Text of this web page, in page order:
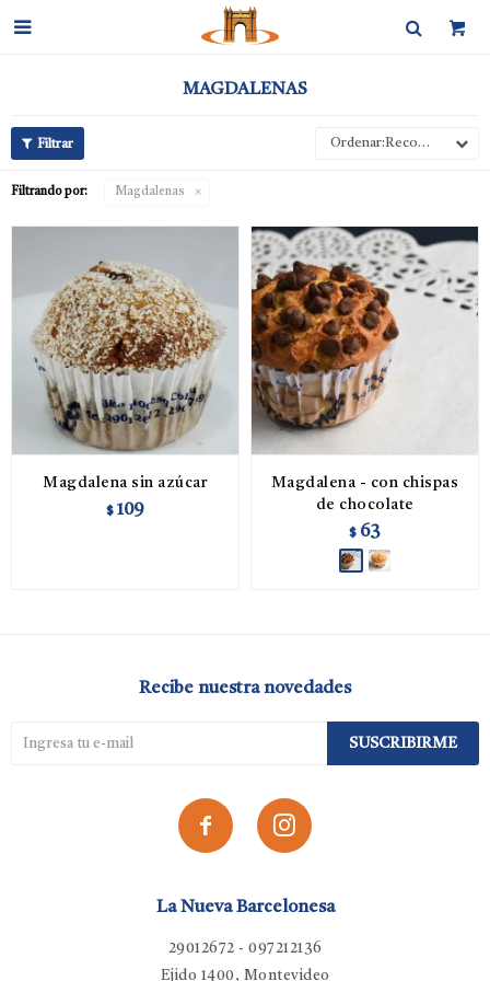

MAGDALENAS
Recomendados
Filtrando por: Magdalenas
Magdalena sin azúcar
$ 109
Magdalena - con chispas
de chocolate
$ 63
La Nueva Barcelonesa
29012672 - 097212136
Ejido 1400, Montevideo
Recibe nuestra novedades
SUSCRIBIRME
 